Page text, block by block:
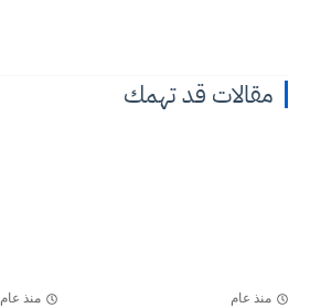
مقالات قد تهمك
منذ عام منذ عام